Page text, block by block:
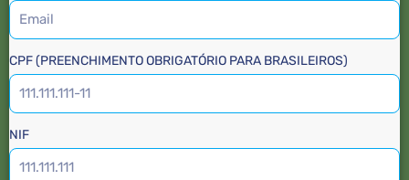
CPF (PREENCHIMENTO OBRIGATÓRIO PARA BRASILEIROS)
NIF